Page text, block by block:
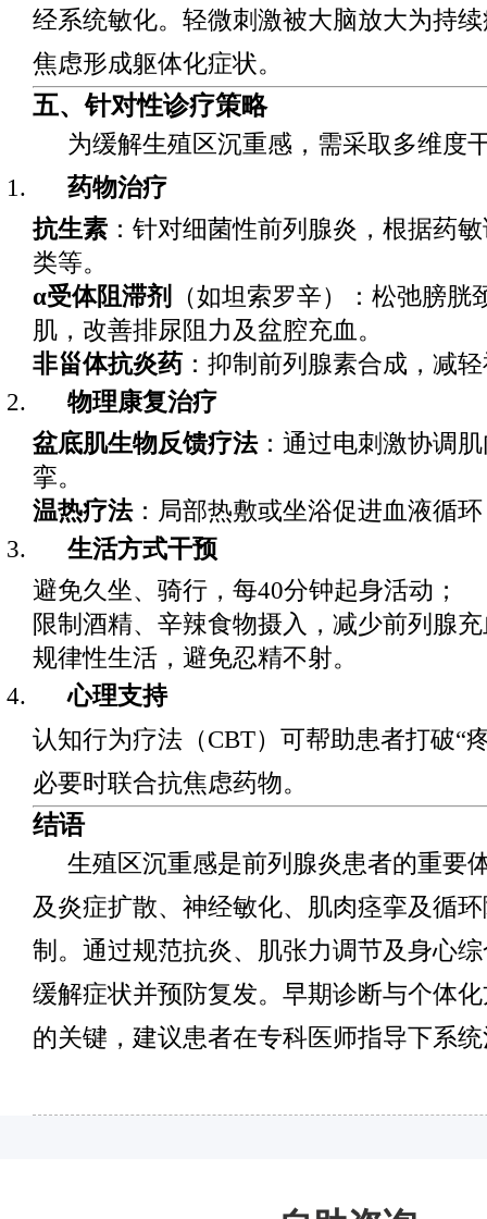
经系统敏化。轻微刺激被大脑放大为持
焦虑形成躯体化症状。
五、针对性诊疗策略
为缓解生殖区沉重感，需采取多维度
药物治疗
抗生素 ：针对细菌性前列腺炎，根据药
类等。
α受体阻滞剂
（如坦索罗辛）：松弛膀胱
肌，改善排尿阻力及盆腔充血。
非甾体抗炎药 ：抑制前列腺素合成，减
物理康复治疗
盆底肌生物反馈疗法：通过电刺激协调
挛。
温热疗法：局部热敷或坐浴促进血液循
生活方式干预
避免久坐、骑行，每40分钟起身活动；
限制酒精、辛辣食物摄入，减少前列腺
规律性生活，避免忍精不射。
心理支持
认知行为疗法（CBT）可帮助患者打破“
必要时联合抗焦虑药物。
结语
生殖区沉重感是前列腺炎患者的重要
及炎症扩散、神经敏化、肌肉痉挛及循
制。通过规范抗炎、肌张力调节及身心
缓解症状并预防复发。早期诊断与个体
的关键，建议患者在专科医师指导下系